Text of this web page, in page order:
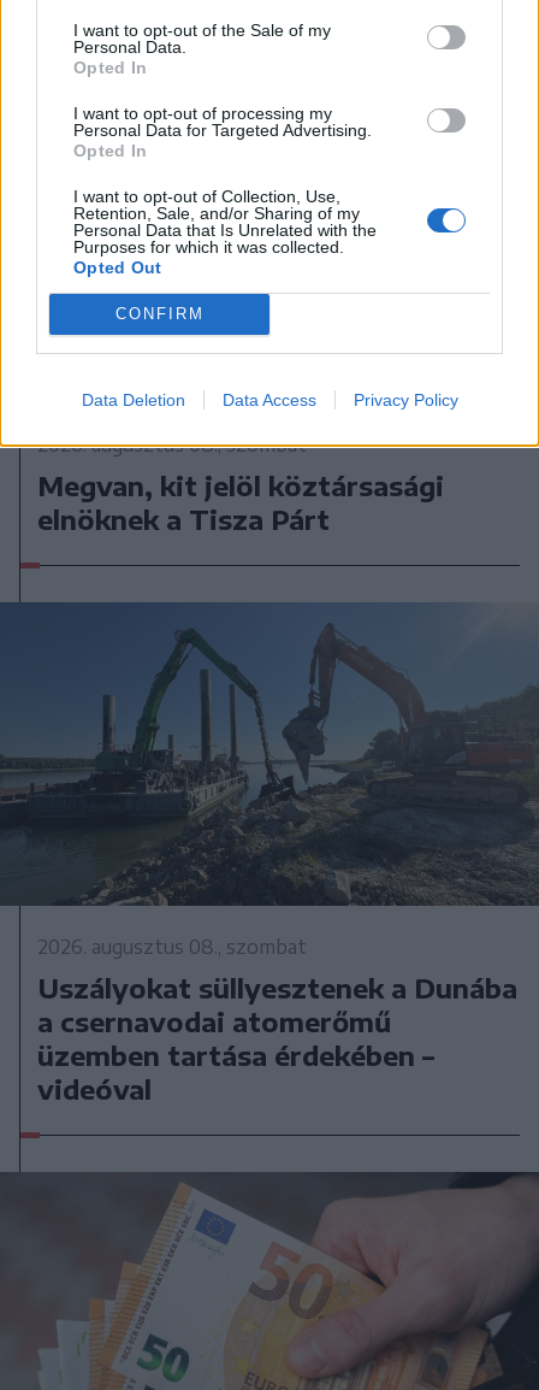
I want to opt-out of the Sale of my
Personal Data.
Opted In
I want to opt-out of processing my
Personal Data for Targeted Advertising.
Opted In
I want to opt-out of Collection, Use,
Retention, Sale, and/or Sharing of my
Personal Data that Is Unrelated with the
Purposes for which it was collected.
Opted Out
CONFIRM
Data Deletion Data Access Privacy Policy
2026. augusztus 08., szombat
Megvan, kit jelöl köztársasági
elnöknek a Tisza Párt
2026. augusztus 08., szombat
Uszályokat süllyesztenek a Dunába
a csernavodai atomerőmű
üzemben tartása érdekében –
videóval